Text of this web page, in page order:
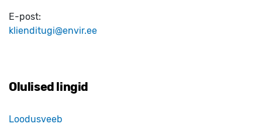
E-post:
klienditugi@envir.ee
Olulised lingid
Loodusveeb